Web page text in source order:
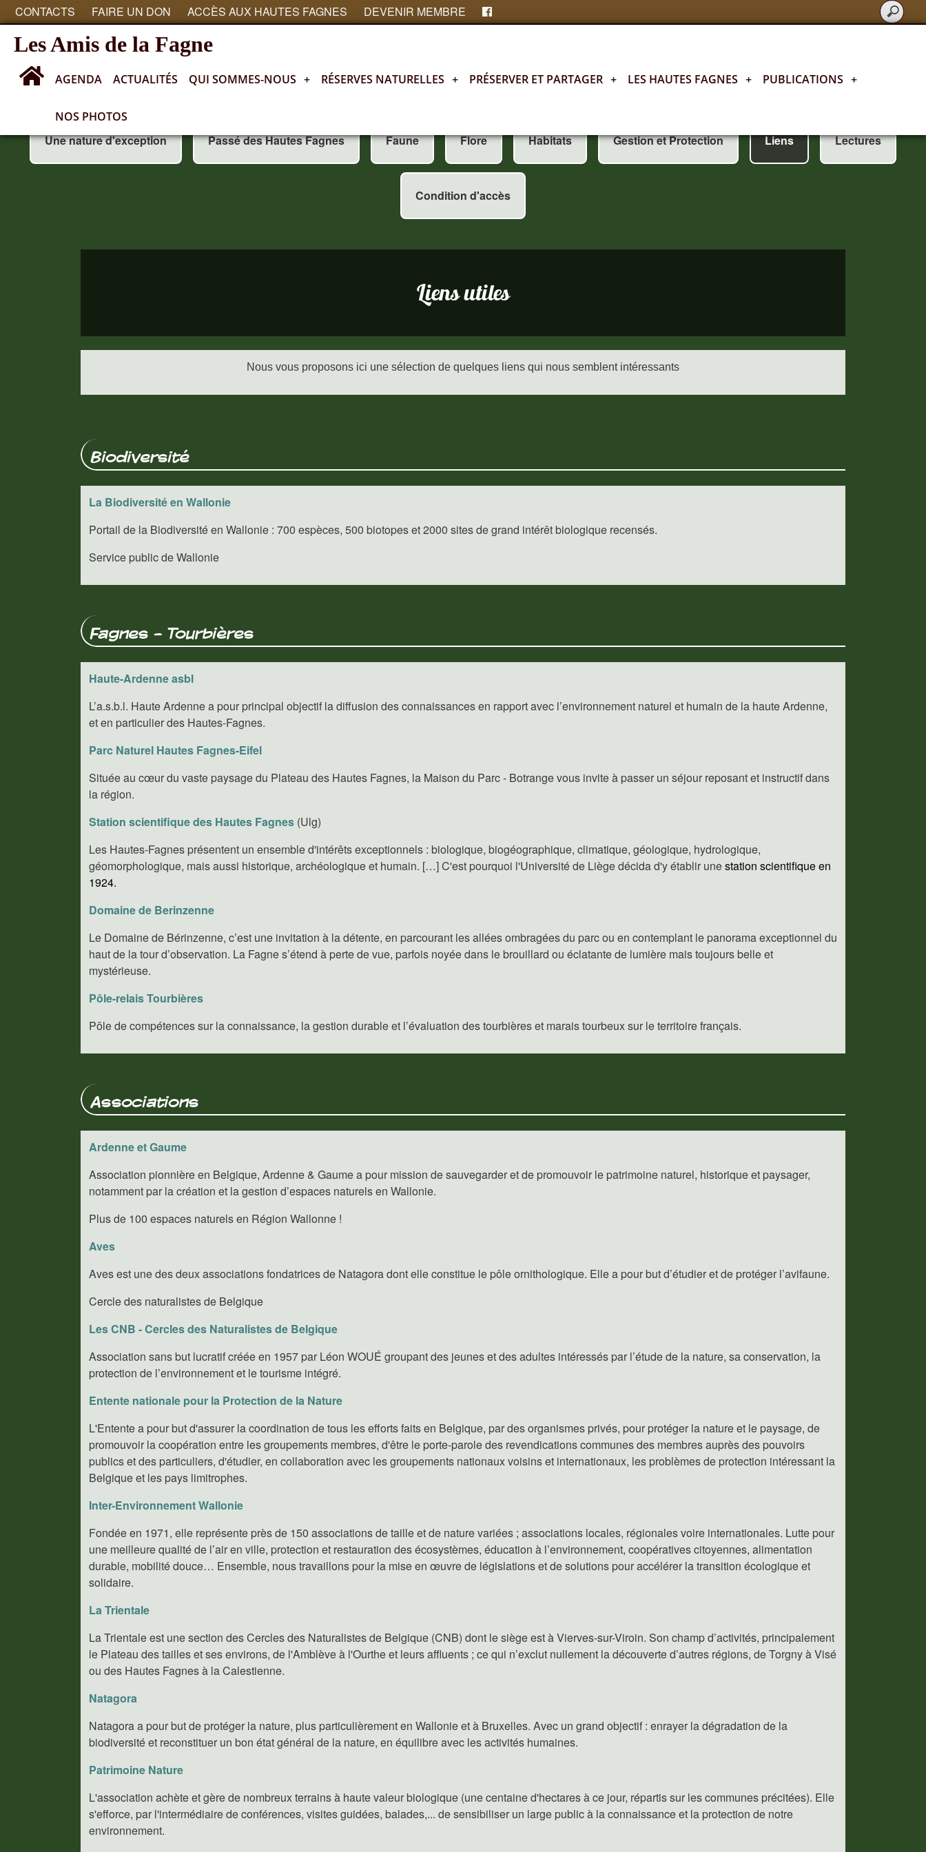
CONTACTS FAIRE UN DON ACCÈS AUX HAUTES FAGNES DEVENIR MEMBRE
Les Amis de la Fagne
AGENDA ACTUALITÉS QUI SOMMES-NOUS + RÉSERVES NATURELLES + PRÉSERVER ET PARTAGER + LES HAUTES FAGNES + PUBLICATIONS +
NOS PHOTOS
Une nature d'exception Passé des Hautes Fagnes Faune Flore Habitats Gestion et Protection Liens Lectures
Condition d'accès
Liens utiles
Nous vous proposons ici une sélection de quelques liens qui nous semblent intéressants
Biodiversité
La Biodiversité en Wallonie
Portail de la Biodiversité en Wallonie : 700 espèces, 500 biotopes et 2000 sites de grand intérêt biologique recensés.
Service public de Wallonie
Fagnes - Tourbières
Haute-Ardenne asbl
L’a.s.b.l. Haute Ardenne a pour principal objectif la diffusion des connaissances en rapport avec l’environnement naturel et humain de la haute Ardenne,
et en particulier des Hautes-Fagnes.
Parc Naturel Hautes Fagnes-Eifel
Située au cœur du vaste paysage du Plateau des Hautes Fagnes, la Maison du Parc - Botrange vous invite à passer un séjour reposant et instructif dans
la région.
Station scientifique des Hautes Fagnes (Ulg)
Les Hautes-Fagnes présentent un ensemble d'intérêts exceptionnels : biologique, biogéographique, climatique, géologique, hydrologique,
géomorphologique, mais aussi historique, archéologique et humain. […] C'est pourquoi l'Université de Liège décida d'y établir unestation scientifique en
1924.
Domaine de Berinzenne
Le Domaine de Bérinzenne, c’est une invitation à la détente, en parcourant les allées ombragées du parc ou en contemplant le panorama exceptionnel du
haut de la tour d’observation. La Fagne s’étend à perte de vue, parfois noyée dans le brouillard ou éclatante de lumière mais toujours belle et
mystérieuse.
Pôle-relais Tourbières
Pôle de compétences sur la connaissance, la gestion durable et l’évaluation des tourbières et marais tourbeux sur le territoire français.
Associations
Ardenne et Gaume
Association pionnière en Belgique, Ardenne & Gaume a pour mission de sauvegarder et de promouvoir le patrimoine naturel, historique et paysager,
notamment par la création et la gestion d’espaces naturels en Wallonie.
Plus de 100 espaces naturels en Région Wallonne !
Aves
Aves est une des deux associations fondatrices de Natagora dont elle constitue le pôle ornithologique. Elle a pour but d’étudier et de protéger l’avifaune.
Cercle des naturalistes de Belgique
Les CNB - Cercles des Naturalistes de Belgique
Association sans but lucratif créée en 1957 par Léon WOUÉ groupant des jeunes et des adultes intéressés par l’étude de la nature, sa conservation, la
protection de l’environnement et le tourisme intégré.
Entente nationale pour la Protection de la Nature
L'Entente a pour but d'assurer la coordination de tous les efforts faits en Belgique, par des organismes privés, pour protéger la nature et le paysage, de
promouvoir la coopération entre les groupements membres, d'être le porte-parole des revendications communes des membres auprès des pouvoirs
publics et des particuliers, d'étudier, en collaboration avec les groupements nationaux voisins et internationaux, les problèmes de protection intéressant la
Belgique et les pays limitrophes.
Inter-Environnement Wallonie
Fondée en 1971, elle représente près de 150 associations de taille et de nature variées ; associations locales, régionales voire internationales. Lutte pour
une meilleure qualité de l’air en ville, protection et restauration des écosystèmes, éducation à l’environnement, coopératives citoyennes, alimentation
durable, mobilité douce… Ensemble, nous travaillons pour la mise en œuvre de législations et de solutions pour accélérer la transition écologique et
solidaire.
La Trientale
La Trientale est une section des Cercles des Naturalistes de Belgique (CNB) dont le siège est à Vierves-sur-Viroin. Son champ d’activités, principalement
le Plateau des tailles et ses environs, de l'Amblève à l'Ourthe et leurs affluents ; ce qui n’exclut nullement la découverte d’autres régions, de Torgny à Visé
ou des Hautes Fagnes à la Calestienne.
Natagora
Natagora a pour but de protéger la nature, plus particulièrement en Wallonie et à Bruxelles. Avec un grand objectif : enrayer la dégradation de la
biodiversité et reconstituer un bon état général de la nature, en équilibre avec les activités humaines.
Patrimoine Nature
L'association achète et gère de nombreux terrains à haute valeur biologique (une centaine d'hectares à ce jour, répartis sur les communes précitées). Elle
s'efforce, par l'intermédiaire de conférences, visites guidées, balades,... de sensibiliser un large public à la connaissance et la protection de notre
environnement.